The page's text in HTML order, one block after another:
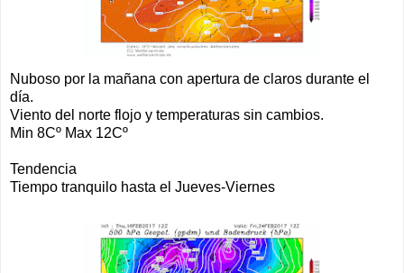
Nuboso por la mañana con apertura de claros durante el
día.
Viento del norte flojo y temperaturas sin cambios.
Min 8Cº Max 12Cº
Tendencia
Tiempo tranquilo hasta el Jueves-Viernes